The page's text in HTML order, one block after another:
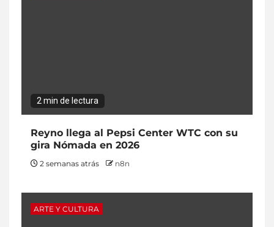
2 min de lectura
Reyno llega al Pepsi Center WTC con su
gira Nómada en 2026
2 semanas atrás n8n
ARTE Y CULTURA